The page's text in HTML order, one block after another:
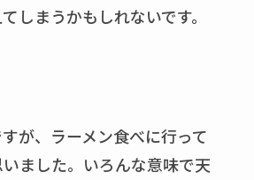
しまうかもしれないです。
が、ラーメン食べに行って
ました。いろんな意味で天